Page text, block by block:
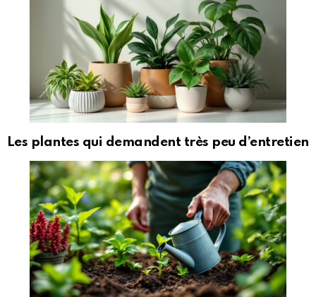
Les plantes qui demandent très peu d’entretien